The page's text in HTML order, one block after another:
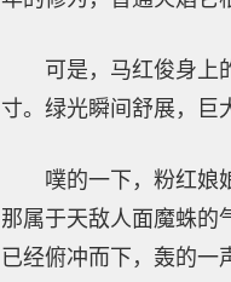
可是，马红俊身上
寸。绿光瞬间舒展，巨
噗的一下，粉红娘
那属于天敌人面魔蛛的
已经俯冲而下，轰的一